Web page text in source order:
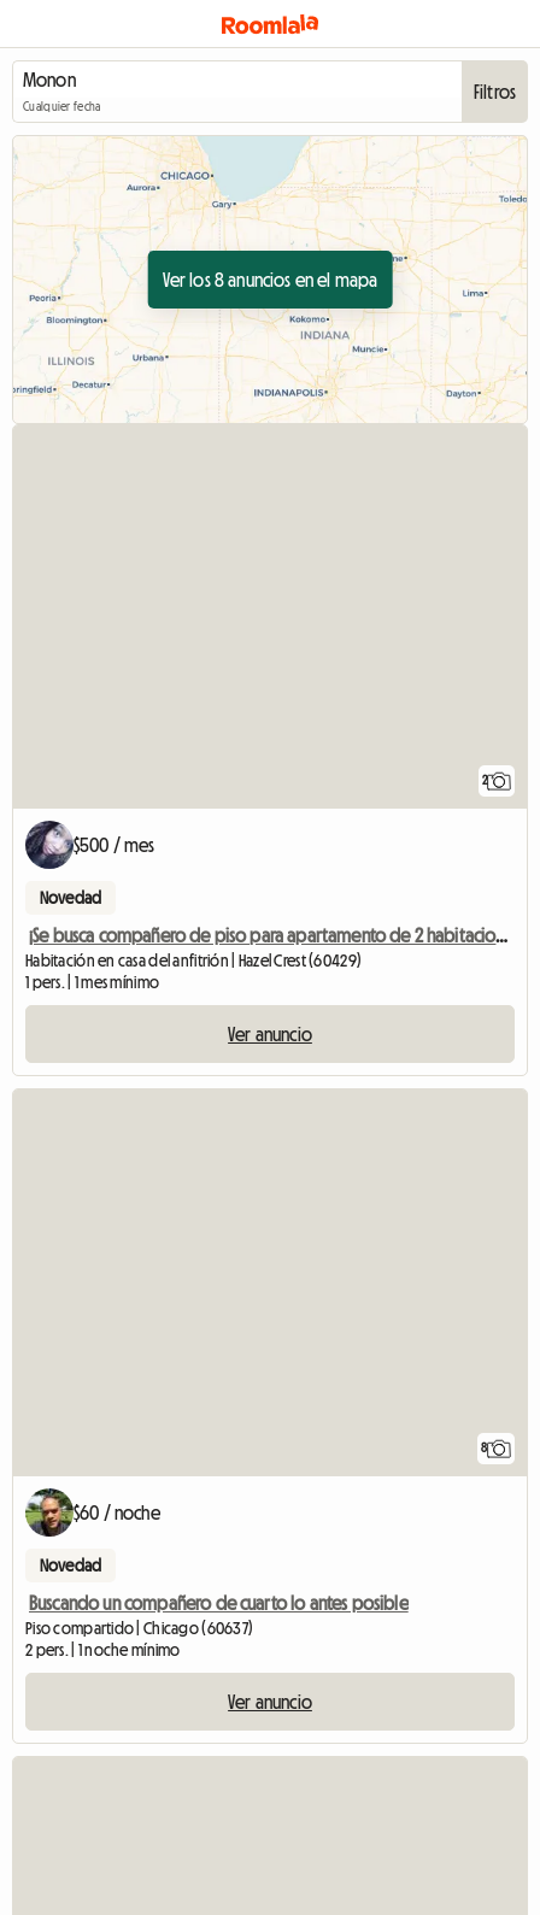
Cualquier fecha
Filtros
Ver los 8 anuncios en el mapa
2
$500 / mes
Novedad
¡Se busca compañero de piso para apartamento de 2 habitaciones!
Habitación en casa del anfitrión | Hazel Crest (60429)
1 pers. | 1 mes mínimo
Ver anuncio
8
$60 / noche
Novedad
Buscando un compañero de cuarto lo antes posible
Piso compartido | Chicago (60637)
2 pers. | 1 noche mínimo
Ver anuncio